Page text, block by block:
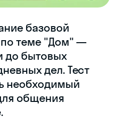
базовой
теме "Дом" —
до бытовых
дел. Тест
необходимый
общения